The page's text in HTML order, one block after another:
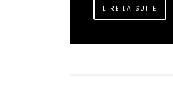
LIRE LA SUITE